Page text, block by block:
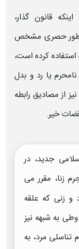
قانون گذار،
طور حصری مشخص
استفاده کرده است،
یا رد و بدل
از مصادیق رابطه
خیر.
اسلامی جدید، در
زنا، مقرر می
و زنی که علقه
به شبهه نیز
اندام تناسلی مرد، به